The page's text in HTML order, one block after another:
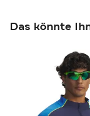
Das könnte